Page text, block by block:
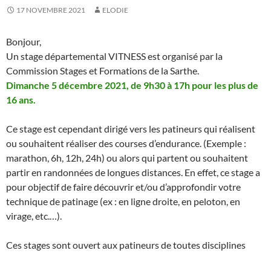
17 NOVEMBRE 2021 ELODIE
Bonjour,
Un stage départemental VITNESS est organisé par la
Commission Stages et Formations de la Sarthe.
Dimanche 5 décembre 2021, de 9h30 à 17h pour les plus de
16 ans.
Ce stage est cependant dirigé vers les patineurs qui réalisent
ou souhaitent réaliser des courses d’endurance. (Exemple :
marathon, 6h, 12h, 24h) ou alors qui partent ou souhaitent
partir en randonnées de longues distances. En effet, ce stage a
pour objectif de faire découvrir et/ou d’approfondir votre
technique de patinage (ex : en ligne droite, en peloton, en
virage, etc.…).
Ces stages sont ouvert aux patineurs de toutes disciplines